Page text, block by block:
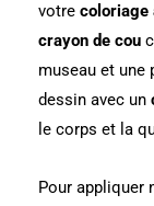
votre coloriage
crayon de cou
museau et une
dessin avec un
le corps et la
Pour appliquer